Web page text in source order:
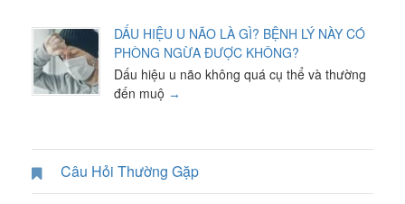
DẤU HIỆU U NÃO LÀ GÌ? BỆNH LÝ NÀY CÓ
PHÒNG NGỪA ĐƯỢC KHÔNG?
Dấu hiệu u não không quá cụ thể và thường
đến muộ
Câu Hỏi Thường Gặp